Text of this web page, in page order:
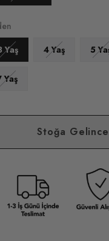
Yaş
4 Yaş 5
Yaş
Stoğa